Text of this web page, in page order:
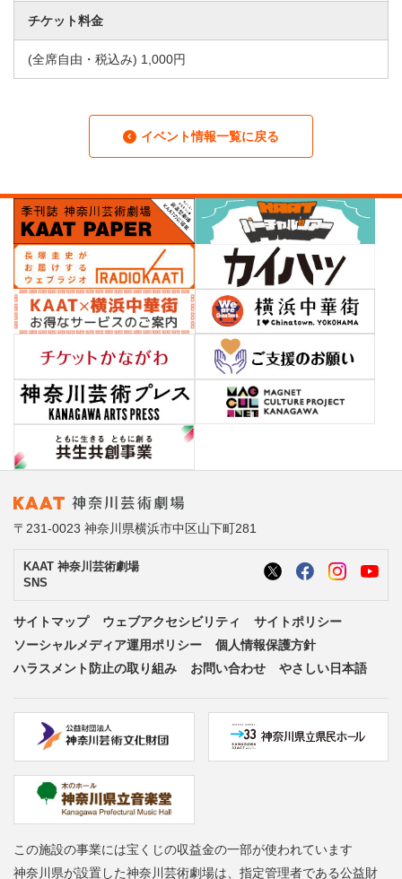
チケット料金
(全席自由・税込み) 1,000円
イベント情報一覧に戻る
〒231-0023 神奈川県横浜市中区山下町281
KAAT 神奈川芸術劇場
SNS
サイトマップ ウェブアクセシビリティ
サイトポリシー
ソーシャルメディア運用ポリシー
個人情報保護方針
ハラスメント防止の取り組み
お問い合わせ やさしい日本語
この施設の事業には宝くじの収益金の一部が使われています
神奈川県が設置した神奈川芸術劇場は、指定管理者である公益財